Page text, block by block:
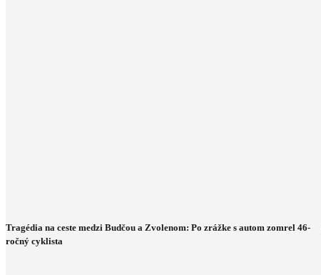
Tragédia na ceste medzi Budčou a Zvolenom: Po zrážke s autom zomrel 46-
ročný cyklista